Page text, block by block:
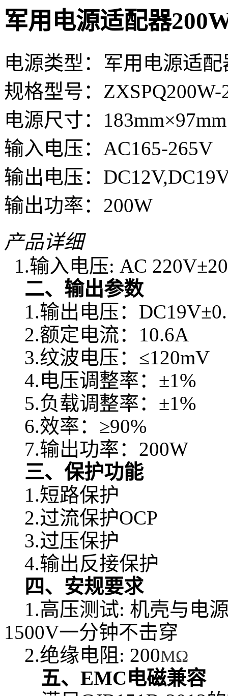
军用电源适配器
电源类型：军用电源适配
规格型号：ZXSPQ200W-
电源尺寸：
输入电压：AC165-265V
输出电压：
输出功率：200W
产品详细
1.输入电压: AC
二、输出参数
1.输出电压：
2.额定电流：10.6A
3.纹波电压：≤120mV
4.电压调整率：±1%
5.负载调整率：±1%
6.效率：≥90%
7.输出功率：200W
三、保护功能
1.短路保护
2.过流保护OCP
3.过压保护
4.输出反接保护
四、安规要求
1.高压测试: 机壳与电
1500V一分钟不击穿
2.绝缘电阻: 200MΩ
五、EMC电磁兼容